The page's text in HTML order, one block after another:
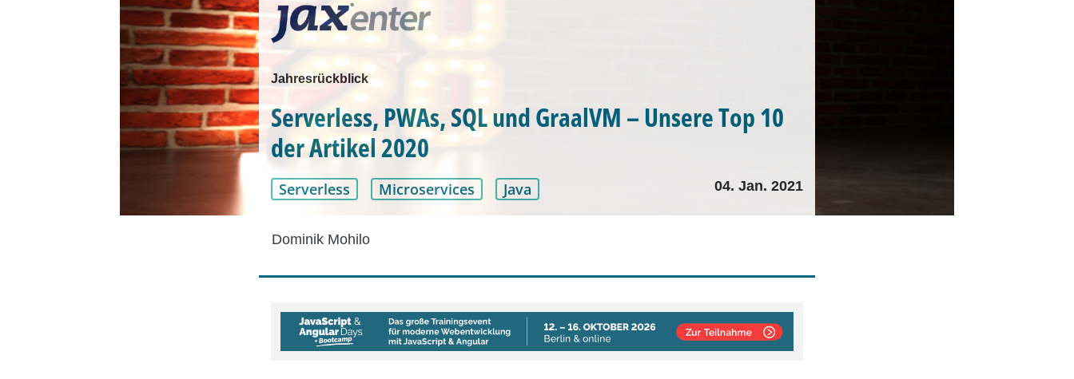
Jahresrückblick
Serverless, PWAs, SQL und GraalVM – Unsere Top 10
der Artikel 2020
Serverless Microservices Java 04. Jan. 2021
Dominik Mohilo